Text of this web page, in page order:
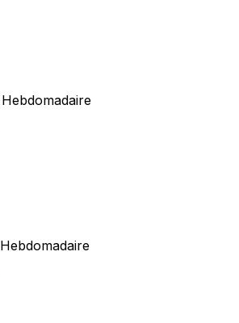
Hebdomadaire
Hebdomadaire